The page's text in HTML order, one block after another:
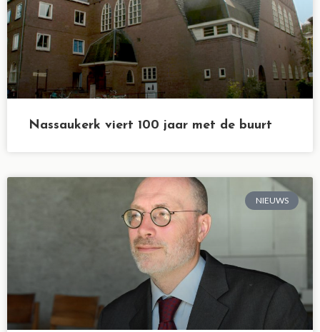
Nassaukerk viert 100 jaar met de buurt
NIEUWS